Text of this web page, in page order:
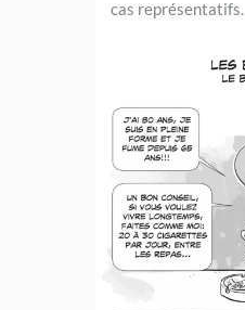
cas représentatifs.